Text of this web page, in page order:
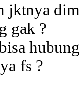
jktnya
gak ?
fs ?